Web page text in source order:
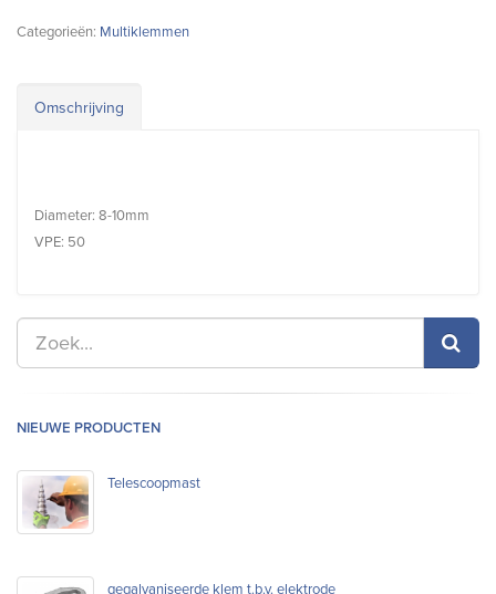
Categorieën: Multiklemmen
Omschrijving
Diameter: 8-10mm
VPE: 50
NIEUWE PRODUCTEN
Telescoopmast
gegalvaniseerde klem t.b.v. elektrode